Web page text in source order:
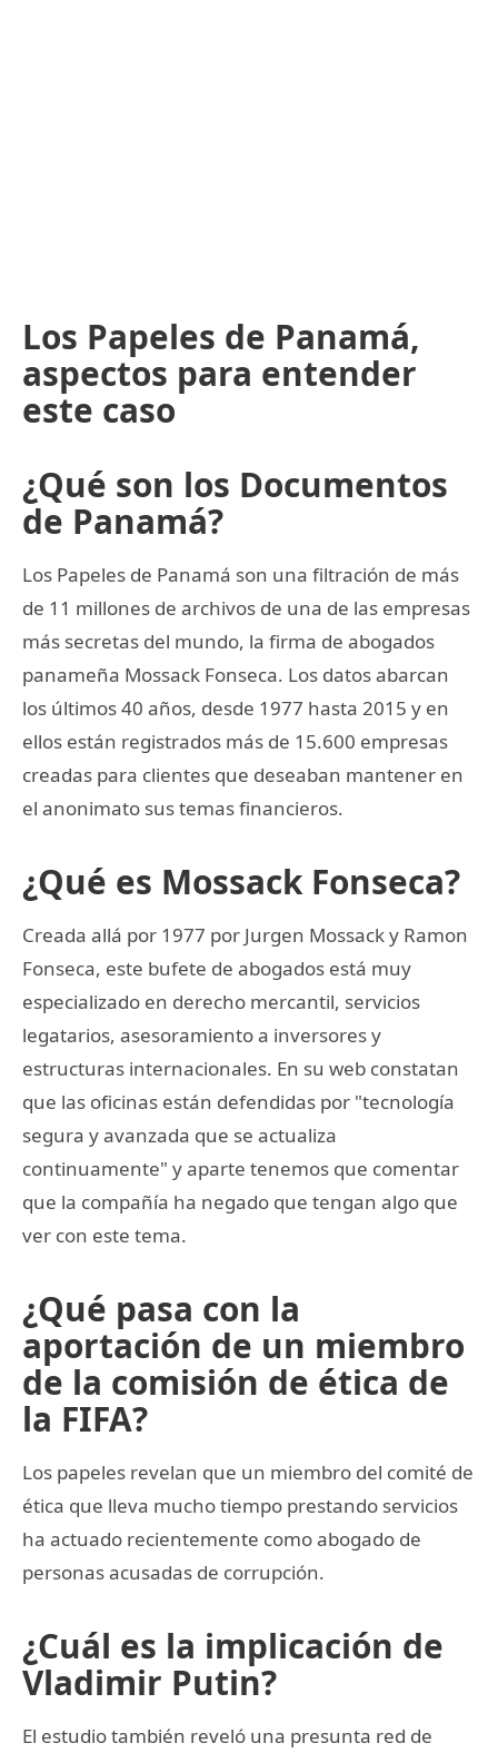
Los Papeles de Panamá,
aspectos para entender
este caso
¿Qué son los Documentos
de Panamá?
Los Papeles de Panamá son una filtración de más
de 11 millones de archivos de una de las empresas
más secretas del mundo, la firma de abogados
panameña Mossack Fonseca. Los datos abarcan
los últimos 40 años, desde 1977 hasta 2015 y en
ellos están registrados más de 15.600 empresas
creadas para clientes que deseaban mantener en
el anonimato sus temas financieros.
¿Qué es Mossack Fonseca?
Creada allá por 1977 por Jurgen Mossack y Ramon
Fonseca, este bufete de abogados está muy
especializado en derecho mercantil, servicios
legatarios, asesoramiento a inversores y
estructuras internacionales. En su web constatan
que las oficinas están defendidas por "tecnología
segura y avanzada que se actualiza
continuamente" y aparte tenemos que comentar
que la compañía ha negado que tengan algo que
ver con este tema.
¿Qué pasa con la
aportación de un miembro
de la comisión de ética de
la FIFA?
Los papeles revelan que un miembro del comité de
ética que lleva mucho tiempo prestando servicios
ha actuado recientemente como abogado de
personas acusadas de corrupción.
¿Cuál es la implicación de
Vladimir Putin?
El estudio también reveló una presunta red de